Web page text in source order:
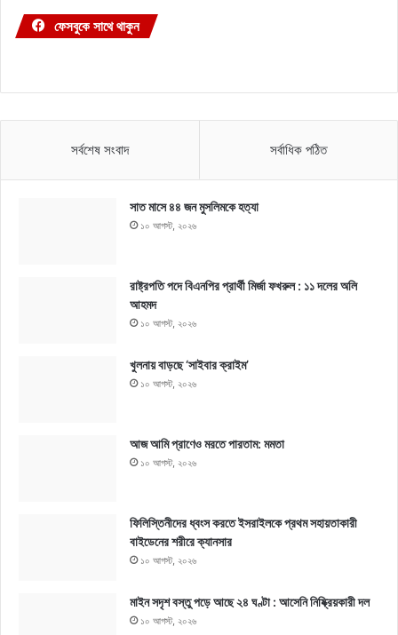
ফেসবুকে সাথে থাকুন
সর্বশেষ সংবাদ সর্বাধিক পঠিত
সাত মাসে ৪৪ জন মুসলিমকে হত্যা
১০ আগস্ট, ২০২৬
রাষ্ট্রপতি পদে বিএনপির প্রার্থী মির্জা ফখরুল : ১১ দলের অলি
আহমদ
১০ আগস্ট, ২০২৬
খুলনায় বাড়ছে ‘সাইবার ক্রাইম’
১০ আগস্ট, ২০২৬
আজ আমি প্রাণেও মরতে পারতাম: মমতা
১০ আগস্ট, ২০২৬
ফিলিস্তিনীদের ধ্বংস করতে ইসরাইলকে প্রথম সহায়তাকারী
বাইডেনের শরীরে ক্যানসার
১০ আগস্ট, ২০২৬
মাইন সদৃশ বস্তু পড়ে আছে ২৪ ঘণ্টা : আসেনি নিষ্ক্রিয়কারী দল
১০ আগস্ট, ২০২৬